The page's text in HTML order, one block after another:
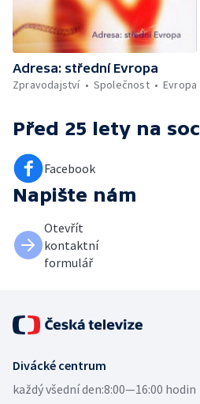
Adresa: střední Evropa
Zpravodajství
Společnost Evropa
Před 25 lety na
Facebook
Napište nám
Otevřít
kontaktní
formulář
Divácké centrum
každý všední den:8:00—16:00 hodin